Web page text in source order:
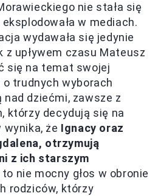
nie stała się
w mediach.
wydawała się jedynie
z upływem czasu Mateusz
się na temat swojej
o trudnych wyborach
nad dziećmi, zawsze z
którzy decydują się na
wynika, że Ignacy oraz
otrzymują
z ich starszym
to nie mocny głos w obronie
rodziców, którzy